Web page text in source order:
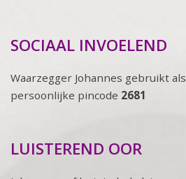
SOCIAAL INVOELEND
Waarzegger Johannes gebruikt als
persoonlijke pincode 2681
LUISTEREND OOR